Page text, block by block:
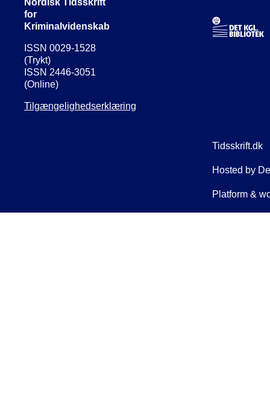
for
Kriminalvidenskab
ISSN 0029-1528
(Trykt)
ISSN 2446-3051
(Online)
Tilgængelighedserklæring